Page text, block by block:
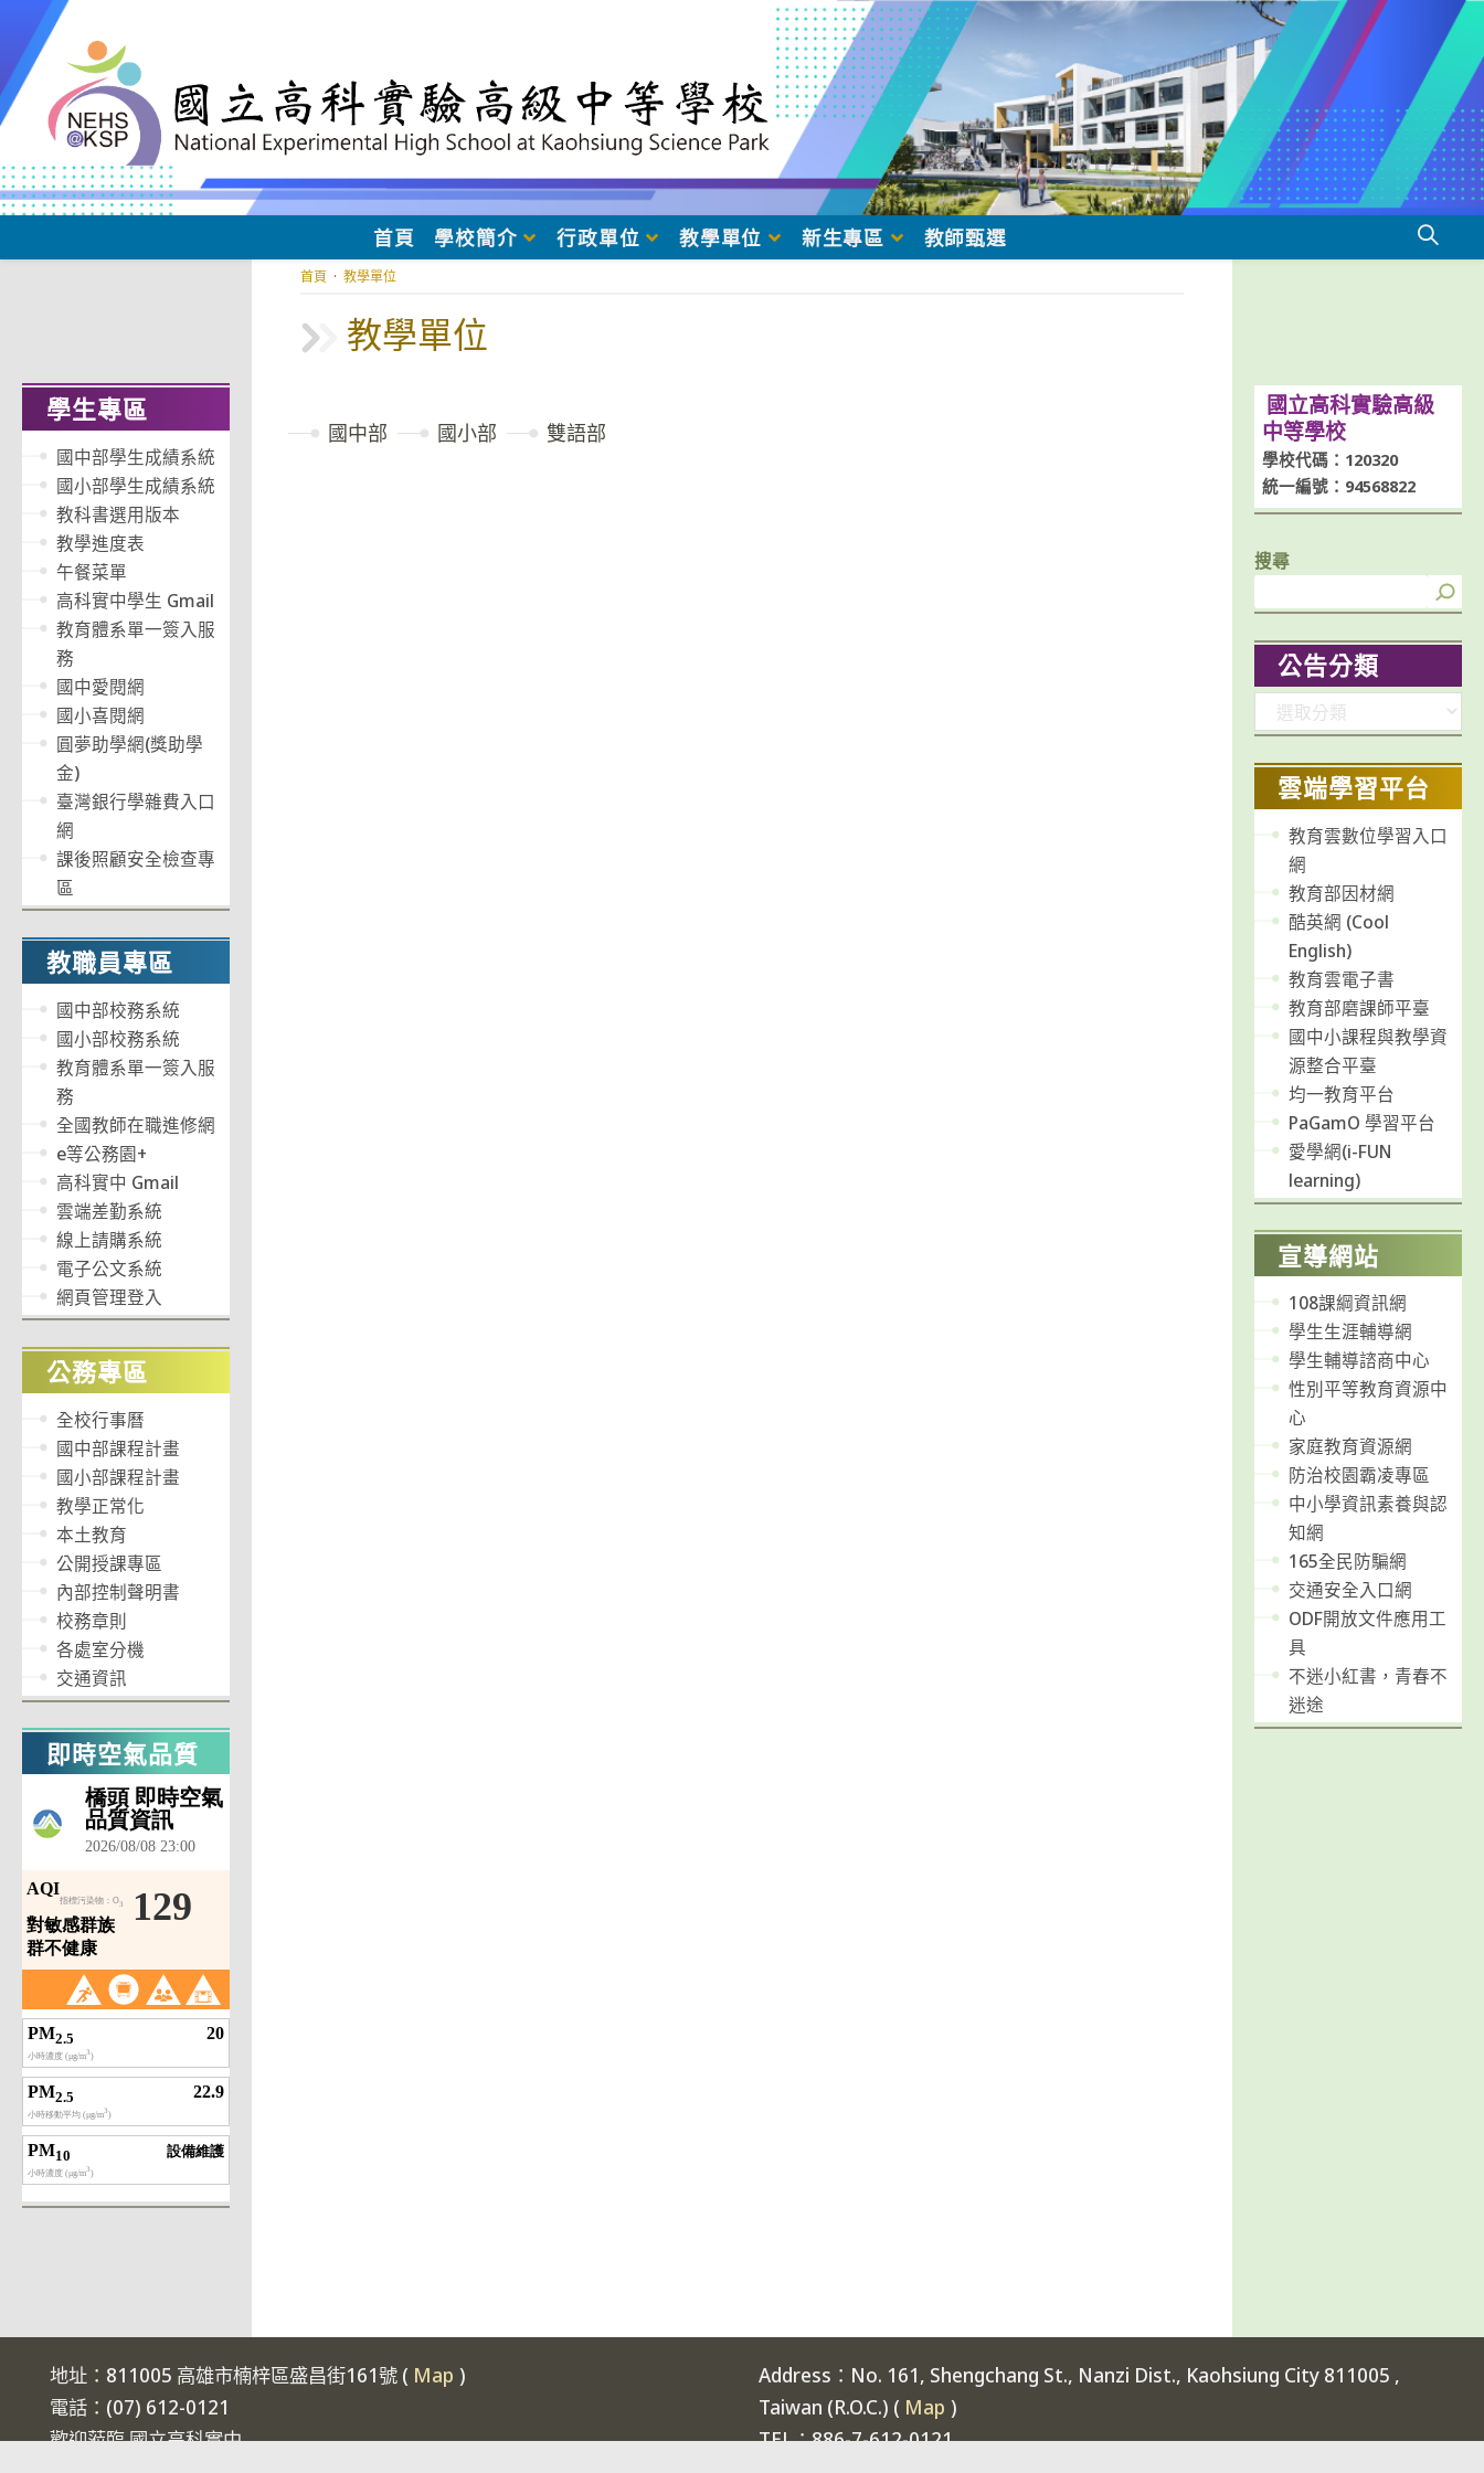
至
主
要
容
首頁 學校簡介 行政單位 教學單位 新生專區 教師甄選
教學單位
首頁 · 教學單位
國中部 國小部 雙語部
學生專區
國中部學生成績系統
國小部學生成績系統
教科書選用版本
教學進度表
午餐菜單
高科實中學生 Gmail
教育體系單一簽入服
務
國中愛閱網
國小喜閱網
圓夢助學網(獎助學
金)
臺灣銀行學雜費入口
網
課後照顧安全檢查專
區
教職員專區
國中部校務系統
國小部校務系統
教育體系單一簽入服
務
全國教師在職進修網
e等公務園+
高科實中 Gmail
雲端差勤系統
線上請購系統
電子公文系統
網頁管理登入
公務專區
全校行事曆
國中部課程計畫
國小部課程計畫
教學正常化
本土教育
公開授課專區
內部控制聲明書
校務章則
各處室分機
交通資訊
即時空氣品質
國立高科實驗高級
中等學校
學校代碼：120320
統一編號：94568822
搜尋
公告分類
類
雲端學習平台
教育雲數位學習入口
網
教育部因材網
酷英網 (Cool
English)
教育雲電子書
教育部磨課師平臺
國中小課程與教學資
源整合平臺
均一教育平台
PaGamO 學習平台
愛學網(i-FUN
learning)
宣導網站
108課綱資訊網
學生生涯輔導網
學生輔導諮商中心
性別平等教育資源中
心
家庭教育資源網
防治校園霸凌專區
中小學資訊素養與認
知網
165全民防騙網
交通安全入口網
ODF開放文件應用工
具
不迷小紅書，青春不
迷途
地址：811005 高雄市楠梓區盛昌街161號 ( Map )
電話：(07) 612-0121
歡迎蒞臨 國立高科實中
Address：No. 161, Shengchang St., Nanzi Dist., Kaohsiung City 811005 ,
Taiwan (R.O.C.) ( Map )
TEL：886-7-612-0121